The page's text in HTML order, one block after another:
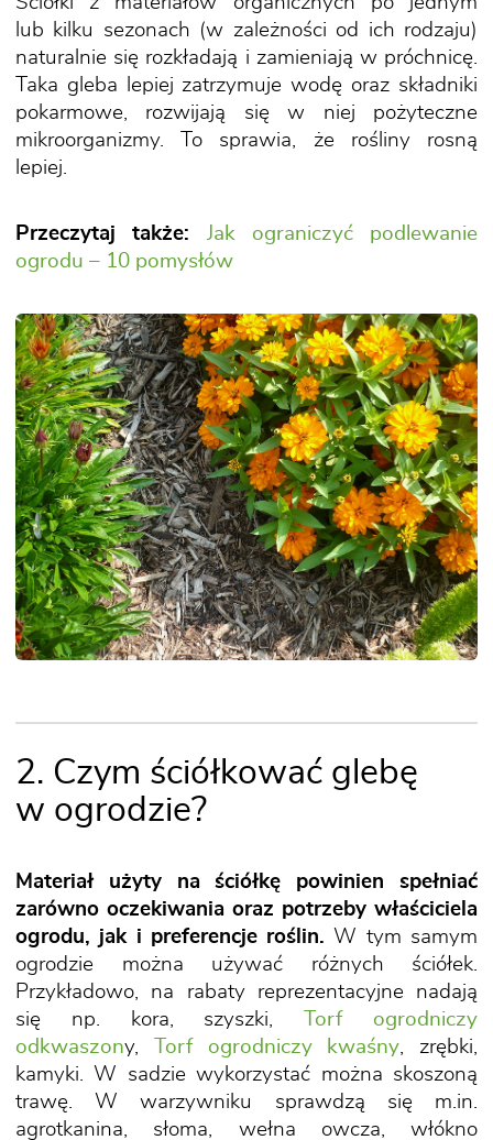
lub kilku sezonach (w zależności od ich rodzaju)
naturalnie się rozkładają i zamieniają w próchnicę.
Taka gleba lepiej zatrzymuje wodę oraz składniki
pokarmowe, rozwijają się w niej pożyteczne
mikroorganizmy. To sprawia, że rośliny rosną
lepiej.
Przeczytaj także:
Jak ograniczyć podlewanie
ogrodu – 10 pomysłów
2. Czym ściółkować glebę
w ogrodzie?
Materiał użyty na ściółkę powinien spełniać
zarówno oczekiwania oraz potrzeby właściciela
ogrodu, jak i preferencje roślin. W tym samym
ogrodzie można używać różnych ściółek.
Przykładowo, na rabaty reprezentacyjne nadają
się np. kora, szyszki,
Torf ogrodniczy
odkwaszony, Torf ogrodniczy kwaśny, zrębki,
kamyki. W sadzie wykorzystać można skoszoną
trawę. W warzywniku sprawdzą się m.in.
agrotkanina, słoma, wełna owcza, włókno